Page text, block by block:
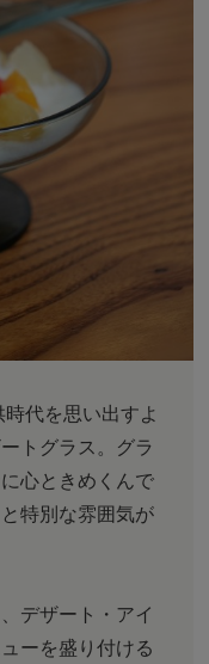
代を思い出すよ
トグラス。グラ
心ときめくんで
特別な雰囲気が
デザート・アイ
ーを盛り付ける